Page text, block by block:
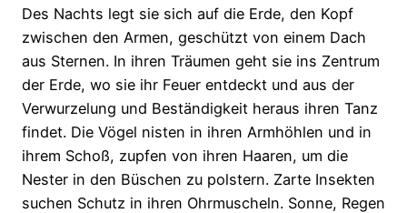
Des Nachts legt sie sich auf die Erde, den Kopf
zwischen den Armen, geschützt von einem Dach
aus Sternen. In ihren Träumen geht sie ins Zentrum
der Erde, wo sie ihr Feuer entdeckt und aus der
Verwurzelung und Beständigkeit heraus ihren Tanz
findet. Die Vögel nisten in ihren Armhöhlen und in
ihrem Schoß, zupfen von ihren Haaren, um die
Nester in den Büschen zu polstern. Zarte Insekten
suchen Schutz in ihren Ohrmuscheln. Sonne, Regen